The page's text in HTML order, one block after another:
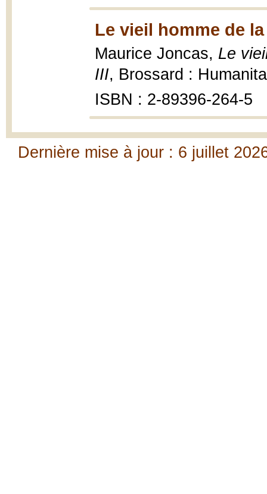
Le vieil homme de
Maurice Joncas, Le
III, Brossard :
ISBN : 2-89396-264-5
Dernière mise à jour : 6 juillet